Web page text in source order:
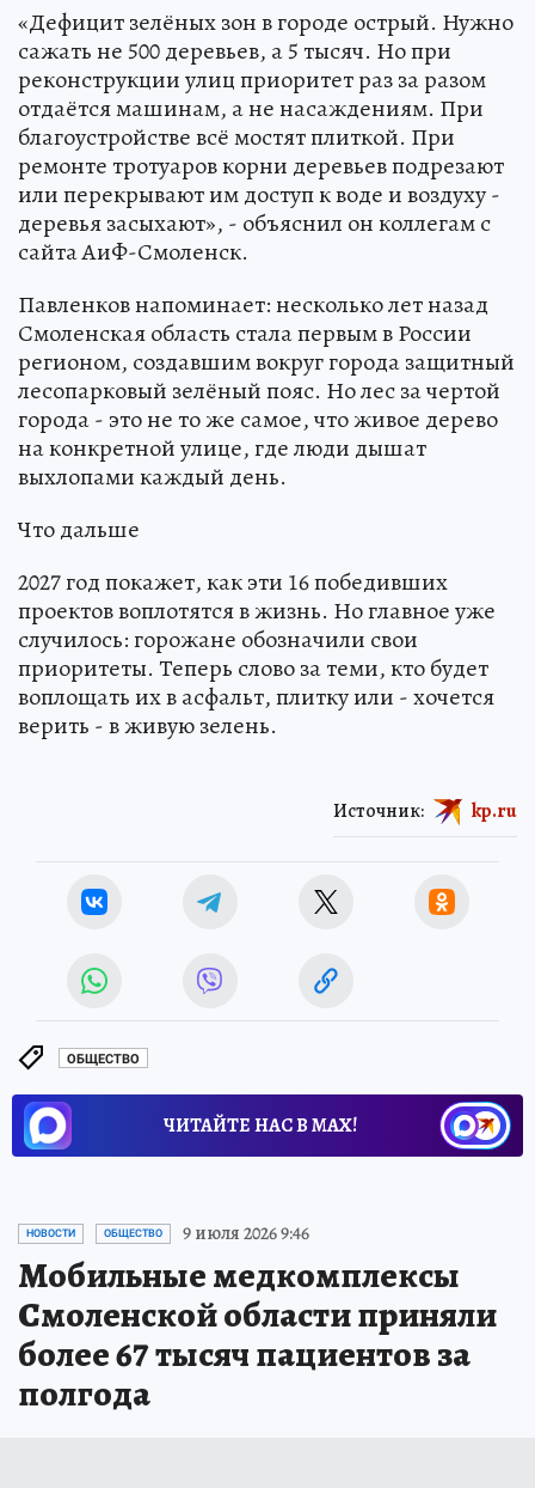
«Дефицит зелёных зон в городе острый. Нужно
сажать не 500 деревьев, а 5 тысяч. Но при
реконструкции улиц приоритет раз за разом
отдаётся машинам, а не насаждениям. При
благоустройстве всё мостят плиткой. При
ремонте тротуаров корни деревьев подрезают
или перекрывают им доступ к воде и воздуху -
деревья засыхают», - объяснил он коллегам с
сайта АиФ-Смоленск.
Павленков напоминает: несколько лет назад
Смоленская область стала первым в России
регионом, создавшим вокруг города защитный
лесопарковый зелёный пояс. Но лес за чертой
города - это не то же самое, что живое дерево
на конкретной улице, где люди дышат
выхлопами каждый день.
Что дальше
2027 год покажет, как эти 16 победивших
проектов воплотятся в жизнь. Но главное уже
случилось: горожане обозначили свои
приоритеты. Теперь слово за теми, кто будет
воплощать их в асфальт, плитку или - хочется
верить - в живую зелень.
Источник: kp.ru
ОБЩЕСТВО
ЧИТАЙТЕ НАС В МАХ!
НОВОСТИ ОБЩЕСТВО 9 июля 2026 9:46
Мобильные медкомплексы
Смоленской области приняли
более 67 тысяч пациентов за
полгода